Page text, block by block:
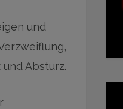
und
Absturz.